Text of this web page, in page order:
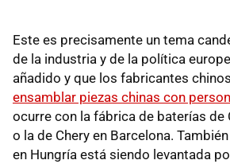
Este es precisamente un tema
de la industria y de la política
añadido y que los fabricantes chinos
ensamblar piezas chinas con
ocurre con la fábrica de baterías de
o la de Chery en Barcelona.
en Hungría está siendo levantada